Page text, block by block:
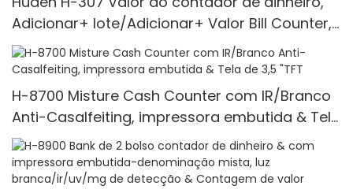
Adicionar+ lote/Adicionar+ Valor Bill Counter,
UV/Mg/Ir/Mt Detecção, 1100 Bills/Min, com
exibição de LCD
H-8700 Misture Cash Counter com IR/Branco
Anti-Casalfeiting, impressora embutida & Tela
de 3,5 "TFT